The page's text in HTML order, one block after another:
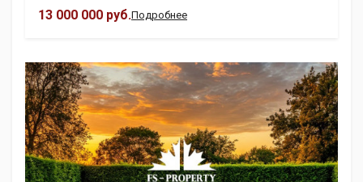
13 000 000 руб.Подробнее